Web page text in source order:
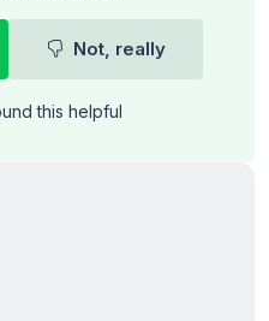
Not, really
this helpful